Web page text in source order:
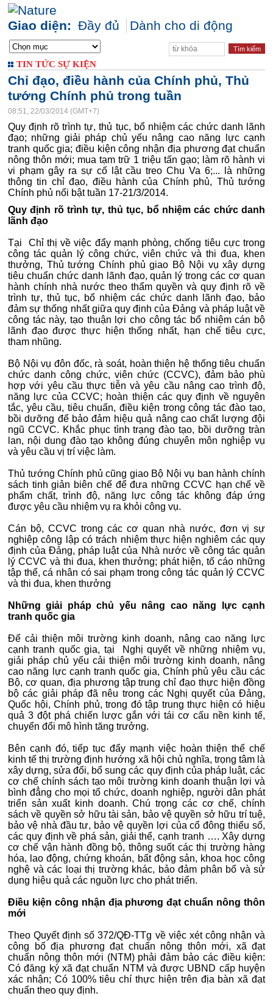
Giao diện: Đầy đủ Dành cho di động
TIN TỨC SỰ KIỆN
Chỉ đạo, điều hành của Chính phủ, Thủ
tướng Chính phủ trong tuần
08:51, 22/03/2014 (GMT+7)
Quy định rõ trình tự, thủ tục, bổ nhiệm các chức danh lãnh
đạo; những giải pháp chủ yếu nâng cao năng lực cạnh
tranh quốc gia; điều kiện công nhận địa phương đạt chuẩn
nông thôn mới; mua tạm trữ 1 triệu tấn gạo; làm rõ hành vi
vi phạm gây ra sự cố lật cầu treo Chu Va 6;... là những
thông tin chỉ đạo, điều hành của Chính phủ, Thủ tướng
Chính phủ nổi bật tuần 17-21/3/2014.
Quy định rõ trình tự, thủ tục, bổ nhiệm các chức danh
lãnh đạo
Tại Chỉ thị về việc đẩy mạnh phòng, chống tiêu cực trong
công tác quản lý công chức, viên chức và thi đua, khen
thưởng, Thủ tướng Chính phủ giao Bộ Nội vụ xây dựng
tiêu chuẩn chức danh lãnh đạo, quản lý trong các cơ quan
hành chính nhà nước theo thẩm quyền và quy định rõ về
trình tự, thủ tục, bổ nhiệm các chức danh lãnh đạo, bảo
đảm sự thống nhất giữa quy định của Đảng và pháp luật về
công tác này, tạo thuận lợi cho công tác bổ nhiệm cán bộ
lãnh đạo được thực hiện thống nhất, hạn chế tiêu cực,
tham nhũng.
Bộ Nội vụ đôn đốc, rà soát, hoàn thiện hệ thống tiêu chuẩn
chức danh công chức, viên chức (CCVC), đảm bảo phù
hợp với yêu cầu thực tiễn và yêu cầu nâng cao trình độ,
năng lực của CCVC; hoàn thiện các quy định về nguyên
tắc, yêu cầu, tiêu chuẩn, điều kiện trong công tác đào tạo,
bồi dưỡng để bảo đảm hiệu quả nâng cao chất lượng đội
ngũ CCVC. Khắc phục tình trạng đào tạo, bồi dưỡng tràn
lan, nội dung đào tạo không đúng chuyên môn nghiệp vụ
và yêu cầu vị trí việc làm.
Thủ tướng Chính phủ cũng giao Bộ Nội vụ ban hành chính
sách tinh giản biên chế để đưa những CCVC hạn chế về
phẩm chất, trình độ, năng lực công tác không đáp ứng
được yêu cầu nhiệm vụ ra khỏi công vụ.
Cán bộ, CCVC trong các cơ quan nhà nước, đơn vị sự
nghiệp công lập có trách nhiệm thực hiện nghiêm các quy
định của Đảng, pháp luật của Nhà nước về công tác quản
lý CCVC và thi đua, khen thưởng; phát hiện, tố cáo những
tập thể, cá nhân có sai phạm trong công tác quản lý CCVC
và thi đua, khen thưởng
Những giải pháp chủ yếu nâng cao năng lực cạnh
tranh quốc gia
Để cải thiện môi trường kinh doanh, nâng cao năng lực
cạnh tranh quốc gia, tại Nghị quyết về những nhiệm vụ,
giải pháp chủ yếu cải thiện môi trường kinh doanh, nâng
cao năng lực cạnh tranh quốc gia, Chính phủ yêu cầu các
Bộ, cơ quan, địa phương tập trung chỉ đạo thực hiện đồng
bộ các giải pháp đã nêu trong các Nghị quyết của Đảng,
Quốc hội, Chính phủ, trong đó tập trung thực hiện có hiệu
quả 3 đột phá chiến lược gắn với tái cơ cấu nền kinh tế,
chuyển đổi mô hình tăng trưởng.
Bên cạnh đó, tiếp tục đẩy mạnh việc hoàn thiện thể chế
kinh tế thị trường định hướng xã hội chủ nghĩa, trọng tâm là
xây dựng, sửa đổi, bổ sung các quy định của pháp luật, các
cơ chế chính sách tạo môi trường kinh doanh thuận lợi và
bình đẳng cho mọi tổ chức, doanh nghiệp, người dân phát
triển sản xuất kinh doanh. Chú trọng các cơ chế, chính
sách về quyền sở hữu tài sản, bảo vệ quyền sở hữu trí tuệ,
bảo vệ nhà đầu tư, bảo vệ quyền lợi của cổ đông thiểu số,
các quy định về phá sản, giải thể, cạnh tranh …. Xây dựng
cơ chế vận hành đồng bộ, thông suốt các thị trường hàng
hóa, lao động, chứng khoán, bất động sản, khoa học công
nghệ và các loại thị trường khác, bảo đảm phân bổ và sử
dụng hiệu quả các nguồn lực cho phát triển.
Điều kiện công nhận địa phương đạt chuẩn nông thôn
mới
Theo Quyết định số 372/QĐ-TTg về việc xét công nhận và
công bố địa phương đạt chuẩn nông thôn mới, xã đạt
chuẩn nông thôn mới (NTM) phải đảm bảo các điều kiện:
Có đăng ký xã đạt chuẩn NTM và được UBND cấp huyện
xác nhận; Có 100% tiêu chí thực hiện trên địa bàn xã đạt
chuẩn theo quy định.